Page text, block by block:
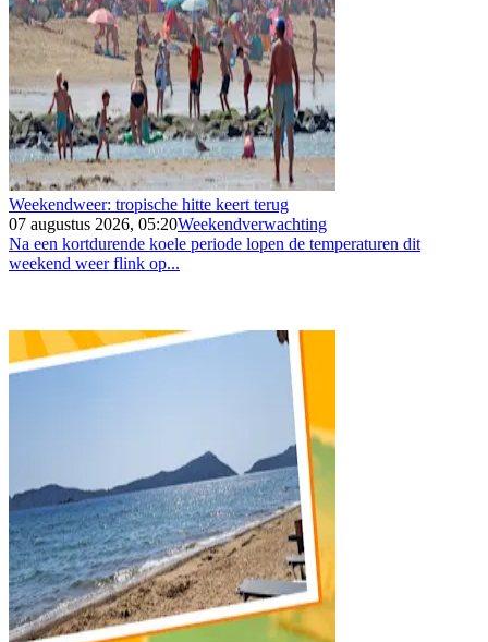
Weekendweer: tropische hitte keert terug
07 augustus 2026, 05:20Weekendverwachting
Na een kortdurende koele periode lopen de temperaturen dit
weekend weer flink op...